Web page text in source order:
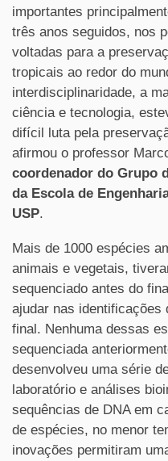
importantes
três anos seguidos, nos
voltadas para a
tropicais ao redor do
interdisciplinaridade, a
ciência e tecnologia,
difícil luta pela
afirmou o professor
coordenador do Grupo
da Escola de
USP.
Mais de 1000 espécies
animais e vegetais,
sequenciado antes do
ajudar nas identificações
final. Nenhuma dessas
sequenciada
desenvolveu uma série
laboratório e análises
sequências de DNA em
de espécies, no menor
inovações permitiram